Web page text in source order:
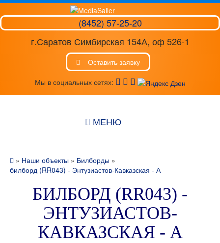
(8452) 57-25-20
г.Саратов Симбирская 154А, оф 526-1
Оставить заявку
Мы в социальных сетях:
МЕНЮ
» Наши объекты » Билборды »
билборд (RR043) - Энтузиастов-Кавказская - А
БИЛБОРД (RR043) -
ЭНТУЗИАСТОВ-
КАВКАЗСКАЯ - А